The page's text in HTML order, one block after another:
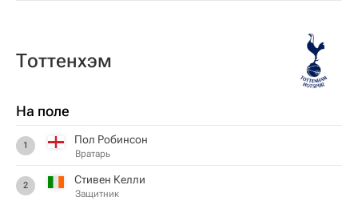
Тоттенхэм
На поле
1 Пол Робинсон
Вратарь
2 Стивен Келли
Защитник